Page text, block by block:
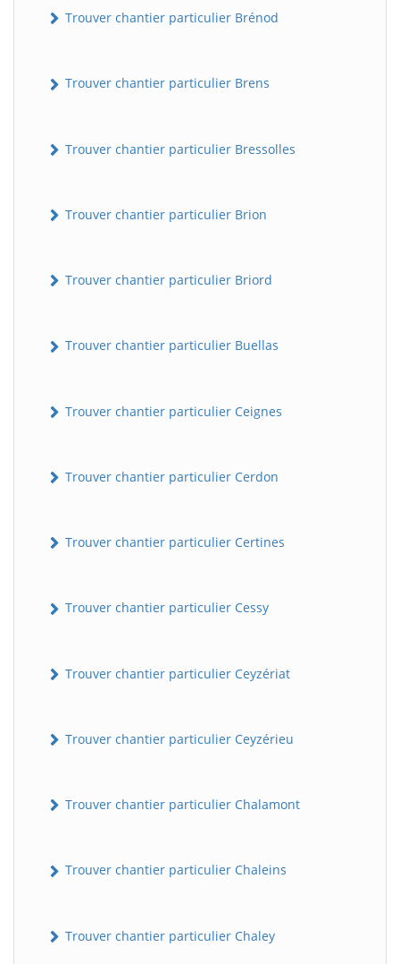
Trouver chantier particulier Brénod
Trouver chantier particulier Brens
Trouver chantier particulier Bressolles
Trouver chantier particulier Brion
Trouver chantier particulier Briord
Trouver chantier particulier Buellas
Trouver chantier particulier Ceignes
Trouver chantier particulier Cerdon
Trouver chantier particulier Certines
Trouver chantier particulier Cessy
Trouver chantier particulier Ceyzériat
Trouver chantier particulier Ceyzérieu
Trouver chantier particulier Chalamont
Trouver chantier particulier Chaleins
Trouver chantier particulier Chaley